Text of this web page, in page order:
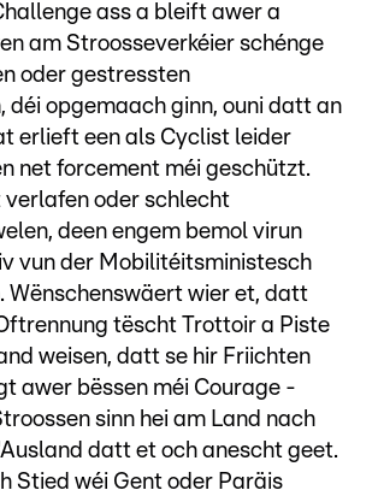
ass a bleift awer a
am Stroosseverkéier schénge
oder gestressten
déi opgemaach ginn, ouni datt an
erlieft een als Cyclist leider
net forcement méi geschützt.
verlafen oder schlecht
deen engem bemol virun
vun der Mobilitéitsministesch
Wënschenswäert wier et, datt
tëscht Trottoir a Piste
weisen, datt se hir Friichten
awer bëssen méi Courage -
sinn hei am Land nach
datt et och anescht geet.
Stied wéi Gent oder Paräis